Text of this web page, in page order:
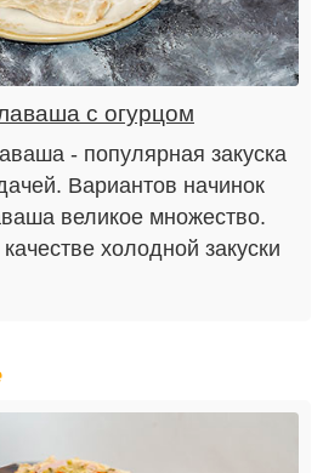
с огурцом
- популярная закуска
Вариантов начинок
великое множество.
холодной закуски